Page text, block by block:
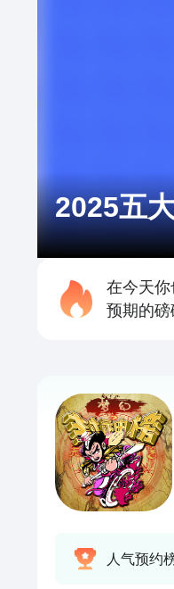
2025五
在今天
预期的
人气预约